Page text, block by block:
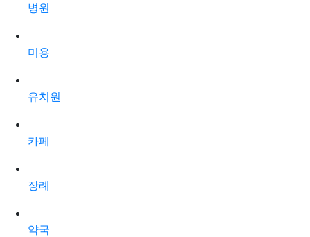
병원
미용
유치원
카페
장례
약국